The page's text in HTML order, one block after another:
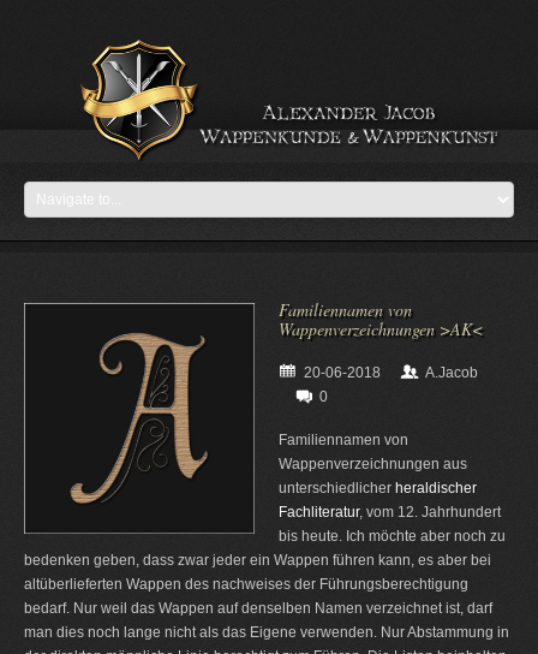
Familiennamen von
Wappenverzeichnungen >AK<
20-06-2018
A.Jacob
0
Familiennamen von
Wappenverzeichnungen aus
unterschiedlicher heraldischer
Fachliteratur, vom 12. Jahrhundert
bis heute. Ich möchte aber noch zu
bedenken geben, dass zwar jeder ein Wappen führen kann, es aber bei
altüberlieferten Wappen des nachweises der Führungsberechtigung
bedarf. Nur weil das Wappen auf denselben Namen verzeichnet ist, darf
man dies noch lange nicht als das Eigene verwenden. Nur Abstammung in